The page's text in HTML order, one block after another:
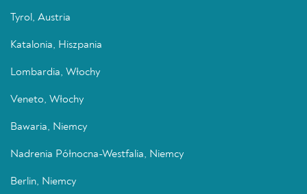
Tyrol, Austria
Katalonia, Hiszpania
Lombardia, Włochy
Veneto, Włochy
Bawaria, Niemcy
Nadrenia Północna-Westfalia, Niemcy
Berlin, Niemcy